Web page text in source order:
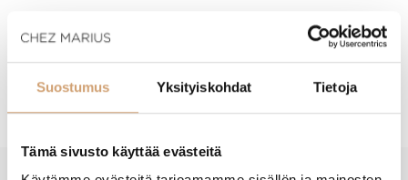
Suostumus Yksityiskohdat Tietoja
Tämä sivusto käyttää evästeitä
Tuotekuvaus